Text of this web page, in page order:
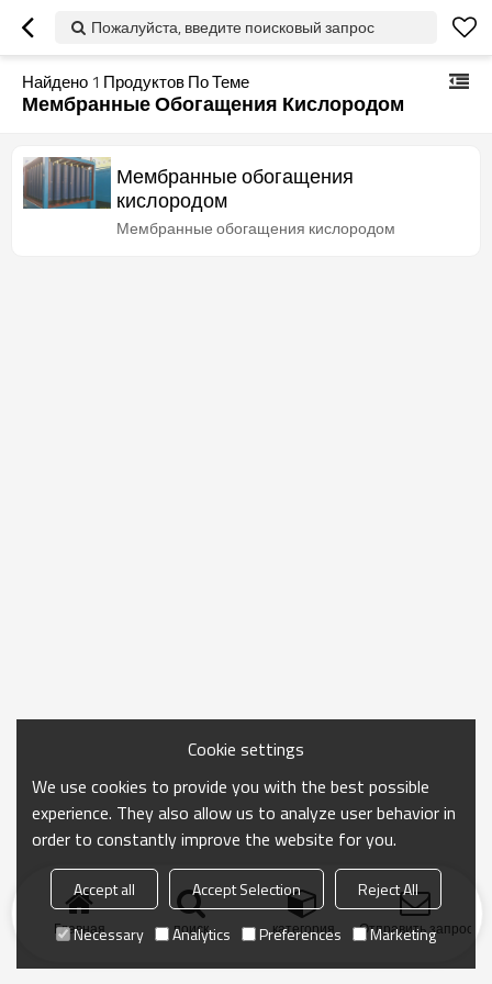
Пожалуйста, введите поисковый запрос
Найдено 1 Продуктов По Теме
Мембранные Обогащения Кислородом
Мембранные обогащения
кислородом
Мембранные обогащения кислородом
Главная поиск категория Отправить запрос
Cookie settings
We use cookies to provide you with the best possible
experience. They also allow us to analyze user behavior in
order to constantly improve the website for you.
Accept all Accept Selection
Reject All
Necessary
Analytics Preferences Marketing